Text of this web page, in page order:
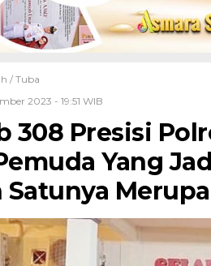
/ Tuba
2023 - 19:51 WIB
308 Presisi
Yang
Satunya